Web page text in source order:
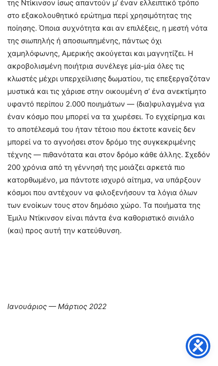
της Ντίκινσον ίσως απαντούν μ’ έναν ελλειπτικό τρόπο
στο εξακολουθητικό ερώτημα περί χρησιμότητας της
ποίησης. Όποια συχνότητα και αν επιλέξεις, η μεστή νότα
της σιωπηλής ή αποσιωπημένης, πάντως όχι
χαμηλόφωνης, Αμερικής ακούγεται και μαγνητίζει. Η
ακροβολισμένη ποιήτρια συνέλεγε μία-μία όλες τις
κλωστές μέχρι υπερχείλισης δωματίου, τις επεξεργαζόταν
μυστικά και τις χάρισε στην οικουμένη σ’ ένα ανεκτίμητο
υφαντό περίπου 2.000 ποιημάτων — (δια)φυλαγμένα για
έναν κόσμο που μπορεί να τα χωρέσει. Το εγχείρημα και
το αποτέλεσμά του ήταν τέτοιο που έκτοτε κανείς δεν
μπορεί να το αγνοήσει στον δρόμο της συγκεκριμένης
τέχνης — πιθανότατα και στον δρόμο κάθε άλλης. Σχεδόν
200 χρόνια από τη γέννησή της μοιάζει αρκετά πιο
κατορθωμένο, μα πάντοτε ισχυρό αίτημα, να υπάρξουν
κόσμοι που αντέχουν να φιλοξενήσουν τα λόγια όλων
των ενοίκων τους στον δημόσιο χώρο. Τα ποιήματα της
Έμιλυ Ντίκινσον είναι πάντα ένα καθοριστικό σινιάλο
(και) προς αυτή την κατεύθυνση.
Ιανουάριος — Μάρτιος 2022